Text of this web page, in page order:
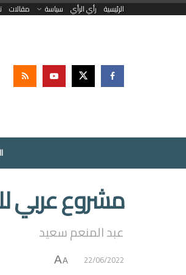
الرئيسية رأي الرأي سياسة مقالات
مشروع عربي
عبد المنعم سعيد
22/06/2022
A
A